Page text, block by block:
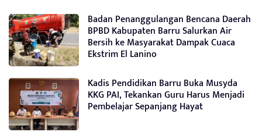
Badan Penanggulangan Bencana Daerah
BPBD Kabupaten Barru Salurkan Air
Bersih ke Masyarakat Dampak Cuaca
Ekstrim El Lanino
Kadis Pendidikan Barru Buka Musyda
KKG PAI, Tekankan Guru Harus Menjadi
Pembelajar Sepanjang Hayat